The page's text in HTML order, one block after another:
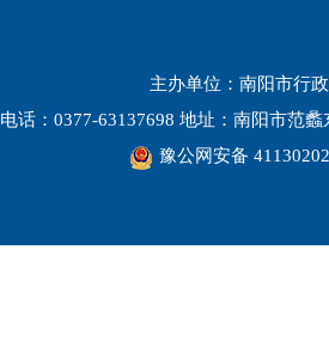
主办单位：南阳市行
电话：0377-63137698 地址：南阳市范
豫公网安备